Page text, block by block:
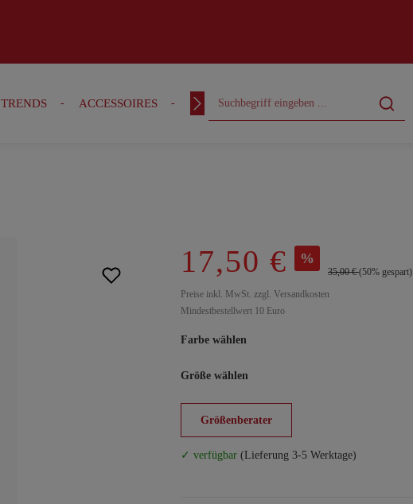
TRENDS ACCESSOIRES OUTFITS CURVY
17,50 € %
35,00 €(50% gespart)
Preise inkl. MwSt. zzgl. Versandkosten
Mindestbestellwert 10 Euro
Farbe wählen
Größe wählen
Größenberater
✓ verfügbar (Lieferung 3-5 Werktage)